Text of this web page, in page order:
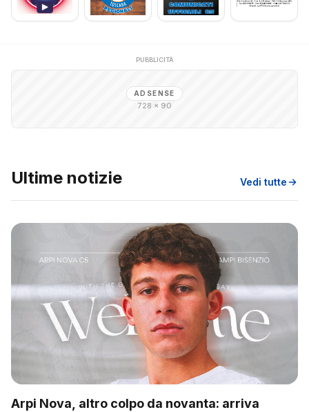
PUBBLICITÀ
ADSENSE
728 × 90
Ultime notizie Vedi tutte
Arpi Nova, altro colpo da novanta: arriva